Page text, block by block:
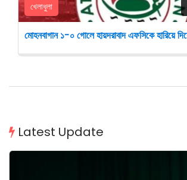
খেলাধুলা
মোহনবাগান ১-০ গোলে হায়দরাবাদ এফসিকে হারিয়ে
Latest Update